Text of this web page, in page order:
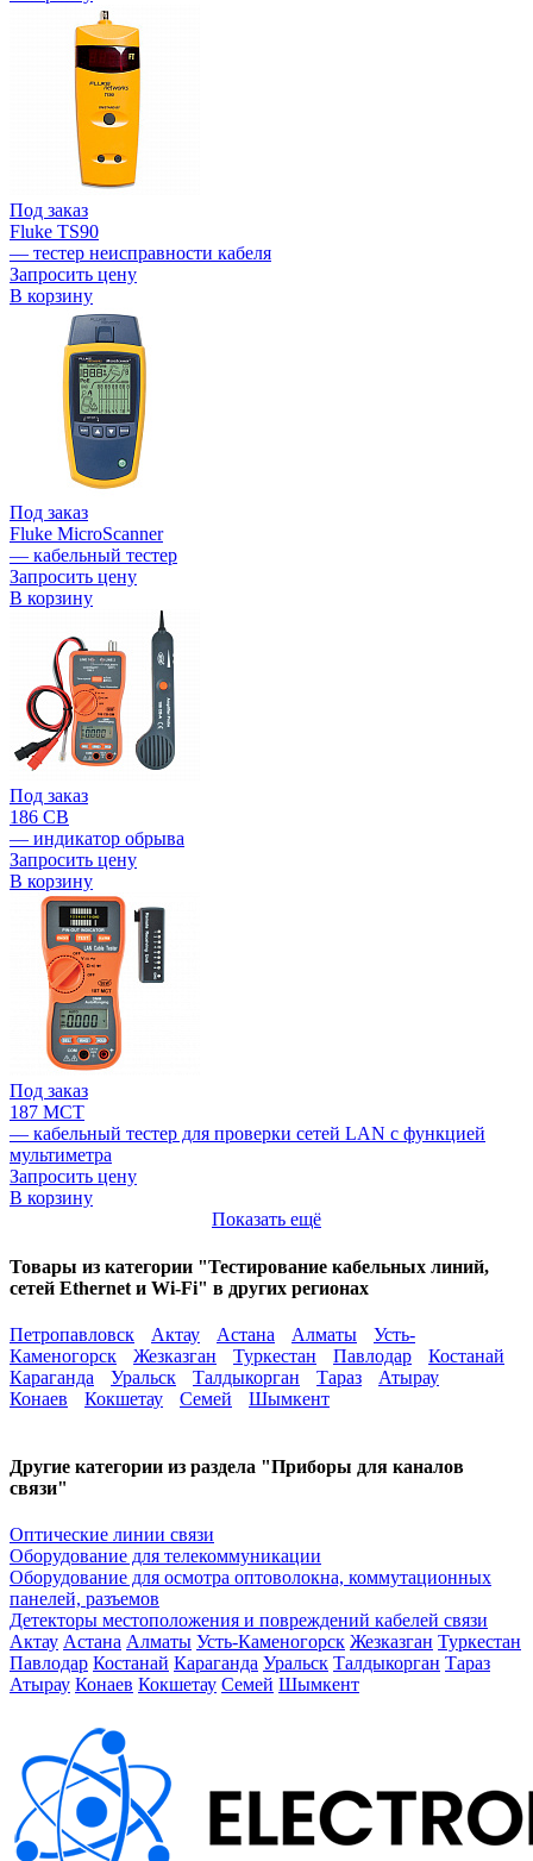
Под заказ
Fluke TS90
— тестер неисправности кабеля
Запросить цену
В корзину
Под заказ
Fluke MicroScanner
— кабельный тестер
Запросить цену
В корзину
Под заказ
186 CB
— индикатор обрыва
Запросить цену
В корзину
Под заказ
187 MCT
— кабельный тестер для проверки сетей LAN с функцией
мультиметра
Запросить цену
В корзину
Показать ещё
Товары из категории "Тестирование кабельных линий,
сетей Ethernet и Wi-Fi" в других регионах
Петропавловск Актау Астана Алматы
Усть-
Каменогорск
Жезказган Туркестан Павлодар
Костанай
Караганда
Уральск Талдыкорган Тараз
Атырау
Конаев
Кокшетау Семей Шымкент
Другие категории из раздела "Приборы для каналов
связи"
Оптические линии связи
Оборудование для телекоммуникации
Оборудование для осмотра оптоволокна, коммутационных
панелей, разъемов
Детекторы местоположения и повреждений кабелей связи
Актау Астана Алматы Усть-Каменогорск Жезказган Туркестан
Павлодар Костанай Караганда Уральск Талдыкорган Тараз
Атырау Конаев Кокшетау Семей Шымкент